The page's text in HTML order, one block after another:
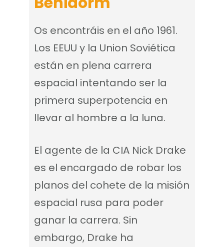
Os encontráis en el año 1961.
Los EEUU y la Union Soviética
están en plena carrera
espacial intentando ser la
primera superpotencia en
llevar al hombre a la luna.
El agente de la CIA Nick Drake
es el encargado de robar los
planos del cohete de la misión
espacial rusa para poder
ganar la carrera. Sin
embargo, Drake ha